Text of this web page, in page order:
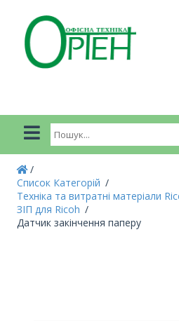
Список Категорій
Техніка та витратні матеріали
ЗІП для Ricoh
Датчик закінчення паперу